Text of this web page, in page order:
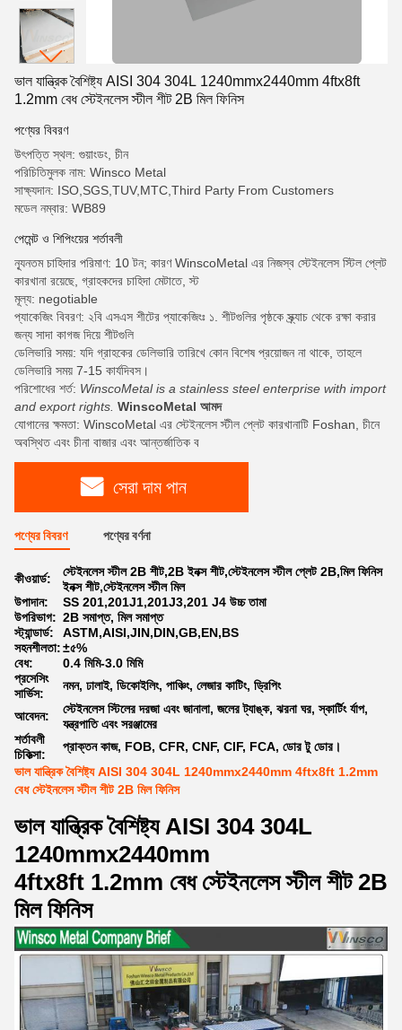
ভাল যান্ত্রিক বৈশিষ্ট্য AISI 304 304L 1240mmx2440mm 4ftx8ft
1.2mm বেধ স্টেইনলেস স্টীল শীট 2B মিল ফিনিস
পণ্যের বিবরণ
উৎপত্তি স্থল: গুয়াংডং, চীন
পরিচিতিমুলক নাম: Winsco Metal
সাক্ষ্যদান: ISO,SGS,TUV,MTC,Third Party From Customers
মডেল নম্বার: WB89
পেমেন্ট ও শিপিংয়ের শর্তাবলী
ন্যূনতম চাহিদার পরিমাণ: 10 টন; কারণ WinscoMetal এর নিজস্ব স্টেইনলেস স্টিল প্লেট
কারখানা রয়েছে, গ্রাহকদের চাহিদা মেটাতে, স্ট
মূল্য: negotiable
প্যাকেজিং বিবরণ: ২বি এসএস শীটের প্যাকেজিংঃ ১. শীটগুলির পৃষ্ঠকে স্ক্র্যাচ থেকে রক্ষা করার
জন্য সাদা কাগজ দিয়ে শীটগুলি
ডেলিভারি সময়: যদি গ্রাহকের ডেলিভারি তারিখে কোন বিশেষ প্রয়োজন না থাকে, তাহলে
ডেলিভারি সময় 7-15 কার্যদিবস।
পরিশোধের শর্ত: WinscoMetal is a stainless steel enterprise with import
and export rights. WinscoMetal আমদ
যোগানের ক্ষমতা: WinscoMetal এর স্টেইনলেস স্টীল প্লেট কারখানাটি Foshan, চীনে
অবস্থিত এবং চীনা বাজার এবং আন্তর্জাতিক ব
সেরা দাম পান
পণ্যের বিবরণ পণ্যের বর্ণনা
কীওয়ার্ড:
স্টেইনলেস স্টীল 2B শীট,2B ইনক্স শীট,স্টেইনলেস স্টীল প্লেট 2B,মিল ফিনিস
ইনক্স শীট,স্টেইনলেস স্টীল মিল
উপাদান:
SS 201,201J1,201J3,201 J4 উচ্চ তামা
উপরিভাগ: 2B সমাপ্ত, মিল সমাপ্ত
স্ট্যান্ডার্ড:
ASTM,AISI,JIN,DIN,GB,EN,BS
সহনশীলতা:±৫%
বেধ:
0.4 মিমি-3.0 মিমি
প্রসেসিং
সার্ভিস:
নমন, ঢালাই, ডিকোইলিং, পাঞ্চিং, লেজার কাটিং, ড্রিপিং
আবেদন:
স্টেইনলেস স্টিলের দরজা এবং জানালা, জলের ট্যাঙ্ক, ঝরনা ঘর, স্কার্টিং র্যাপ,
যন্ত্রপাতি এবং সরঞ্জামের
শর্তাবলী
চিকিত্সা:
প্রাক্তন কাজ, FOB, CFR, CNF, CIF, FCA, ডোর টু ডোর।
ভাল যান্ত্রিক বৈশিষ্ট্য AISI 304 304L 1240mmx2440mm 4ftx8ft 1.2mm
বেধ স্টেইনলেস স্টীল শীট 2B মিল ফিনিস
ভাল যান্ত্রিক বৈশিষ্ট্য AISI 304 304L
1240mmx2440mm
4ftx8ft 1.2mm বেধ স্টেইনলেস স্টীল শীট 2B
মিল ফিনিস